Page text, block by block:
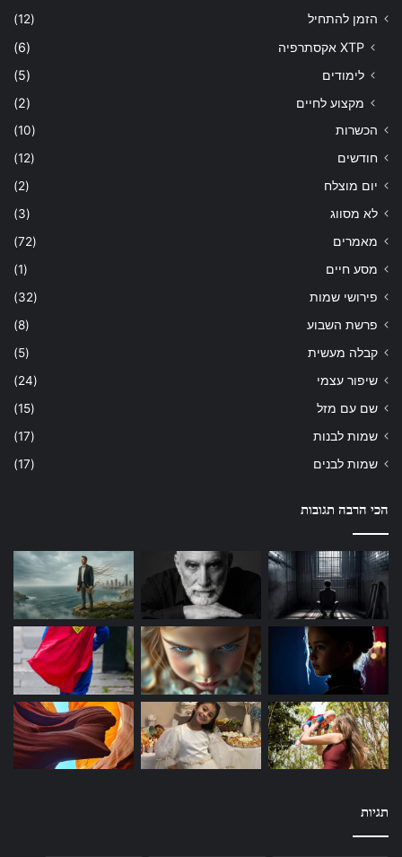
הזמן להתחיל
(12)
XTP אקסתרפיה
(6)
לימודים
(5)
מקצוע לחיים
(2)
הכשרות
(10)
חודשים
(12)
יום מוצלח
(2)
לא מסווג
(3)
מאמרים
(72)
מסע חיים
(1)
פירושי שמות
(32)
פרשת השבוע
(8)
קבלה מעשית
(5)
שיפור עצמי
(24)
שם עם מזל
(15)
שמות לבנות
(17)
שמות לבנים
(17)
הכי הרבה תגובות
תגיות